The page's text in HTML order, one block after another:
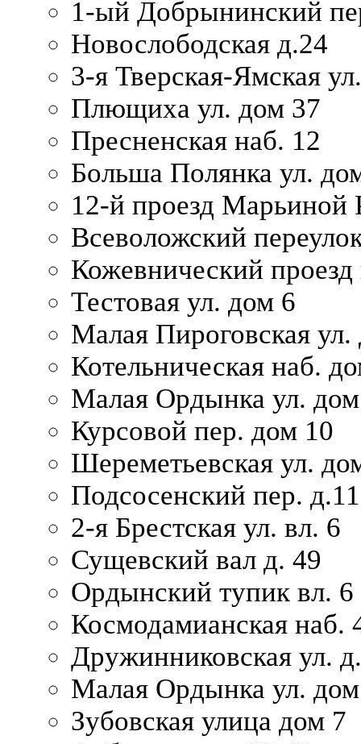
1-ый Добрынинский
Новослободская д.24
3-я Тверская-Ямская
Плющиха ул. дом 37
Пресненская наб. 12
Больша Полянка ул.
12-й проезд Марьиной
Всеволожский
Кожевнический проезд
Тестовая ул. дом 6
Малая Пироговская
Котельническая наб.
Малая Ордынка ул.
Курсовой пер. дом 10
Шереметьевская ул.
Подсосенский пер. д.11
2-я Брестская ул. вл. 6
Сущевский вал д. 49
Ордынский тупик вл. 6
Космодамианская наб.
Дружинниковская ул.
Малая Ордынка ул.
Зубовская улица дом 7